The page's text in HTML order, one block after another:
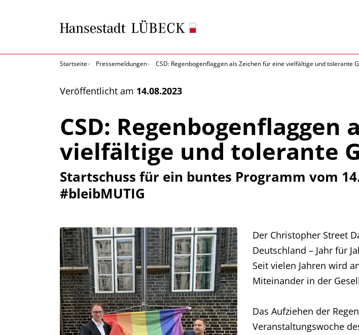
Startseite Pressemeldungen CSD: Regenbogenflaggen als Zeichen für eine vielfältige und tolerante
Veröffentlicht am 14.08.2023
CSD:
vielfältige und tolerante
Startschuss für ein buntes Programm vom
#bleibMUTIG
Der Christopher Street
Deutschland – Jahr für
Seit vielen Jahren wird
Miteinander in der
Das Aufziehen der
Veranstaltungswoche